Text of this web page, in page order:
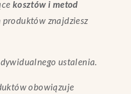
kosztów i metod
znajdziesz
ustalenia.
obowiązuje